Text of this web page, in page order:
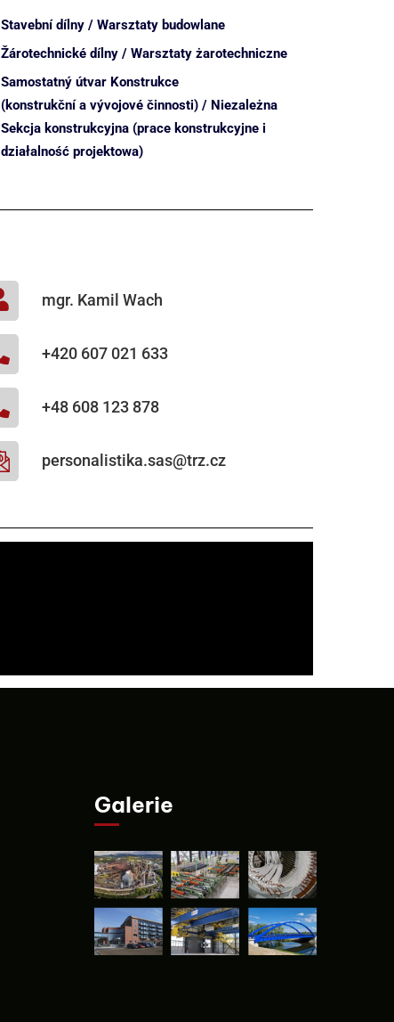
Stavební dílny / Warsztaty budowlane
Žárotechnické dílny / Warsztaty żarotechniczne
Samostatný útvar Konstrukce
(konstrukční a vývojové činnosti) / Niezależna
Sekcja konstrukcyjna (prace konstrukcyjne i
działalność projektowa)
mgr. Kamil Wach
+420 607 021 633
+48 608 123 878
personalistika.sas@trz.cz
Galerie